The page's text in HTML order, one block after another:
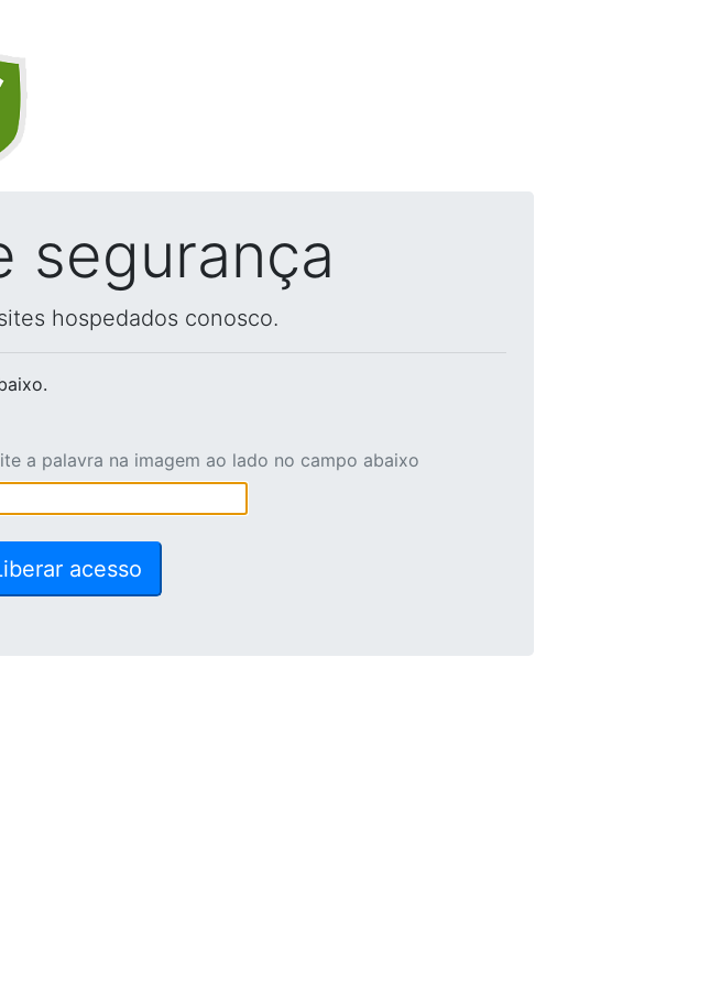
segurança
hospedados conosco.
a palavra na imagem ao lado no campo abaixo